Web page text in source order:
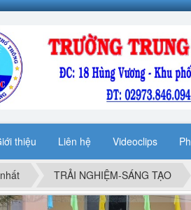
thiệu Liên hệ Videoclips
TRẢI NGHIỆM-SÁNG TẠO